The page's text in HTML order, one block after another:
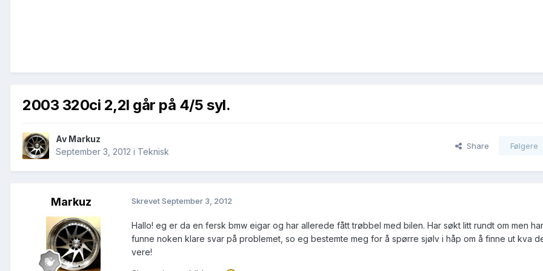
2003 320ci 2,2l går på 4/5 syl.
Av Markuz
September 3, 2012 i Teknisk
Share Følgere
Markuz SkrevetSeptember 3, 2012
Hallo! eg er da en fersk bmw eigar og har allerede fått trøbbel med bilen. Har søkt litt rundt om men
funne noken klare svar på problemet, so eg bestemte meg for å spørre sjølv i håp om å finne ut kva
vere!